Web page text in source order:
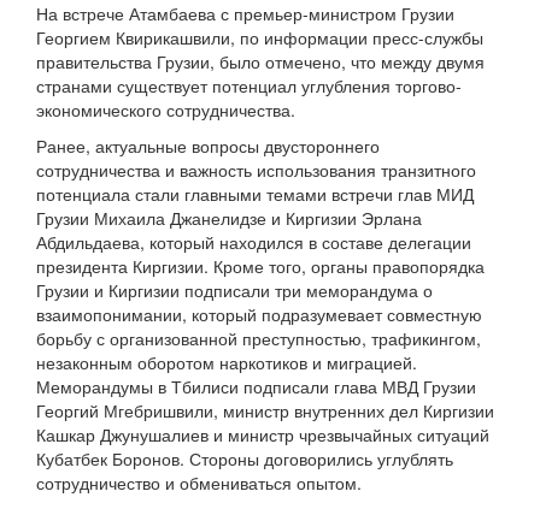
На встрече Атамбаева с премьер-министром Грузии
Георгием Квирикашвили, по информации пресс-службы
правительства Грузии, было отмечено, что между двумя
странами существует потенциал углубления торгово-
экономического сотрудничества.
Ранее, актуальные вопросы двустороннего
сотрудничества и важность использования транзитного
потенциала стали главными темами встречи глав МИД
Грузии Михаила Джанелидзе и Киргизии Эрлана
Абдильдаева, который находился в составе делегации
президента Киргизии. Кроме того, органы правопорядка
Грузии и Киргизии подписали три меморандума о
взаимопонимании, который подразумевает совместную
борьбу с организованной преступностью, трафикингом,
незаконным оборотом наркотиков и миграцией.
Меморандумы в Тбилиси подписали глава МВД Грузии
Георгий Мгебришвили, министр внутренних дел Киргизии
Кашкар Джунушалиев и министр чрезвычайных ситуаций
Кубатбек Боронов. Стороны договорились углублять
сотрудничество и обмениваться опытом.